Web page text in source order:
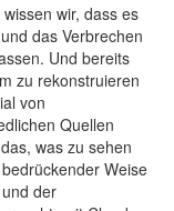
wir, dass es
das Verbrechen
Und bereits
zu rekonstruieren
von
Quellen
was zu sehen
Weise
der